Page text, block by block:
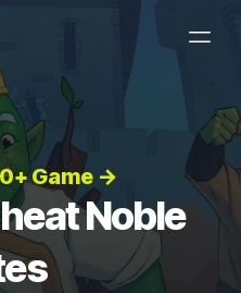
Game →
Noble